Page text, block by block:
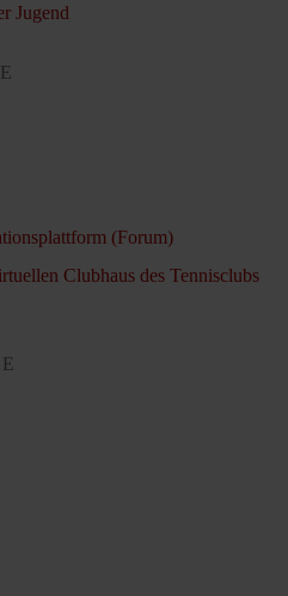
Jugend
(Forum)
Clubhaus des Tennisclubs